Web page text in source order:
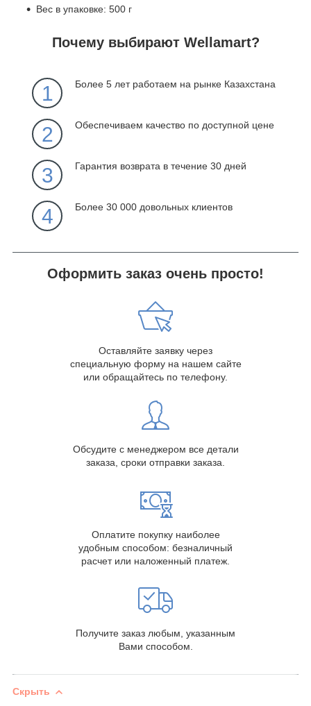
Вес в упаковке: 500 г
Почему выбирают Wellamart?
1 Более 5 лет работаем на рынке Казахстана
2 Обеспечиваем качество по доступной цене
3 Гарантия возврата в течение 30 дней
4 Более 30 000 довольных клиентов
Оформить заказ очень просто!
Оставляйте заявку через
специальную форму на нашем сайте
или обращайтесь по телефону.
Обсудите с менеджером все детали
заказа, сроки отправки заказа.
Оплатите покупку наиболее
удобным способом: безналичный
расчет или наложенный платеж.
Получите заказ любым, указанным
Вами способом.
Скрыть